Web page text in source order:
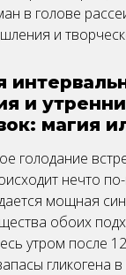
в голове
и
и
магия
голодание
нечто
мощная
обоих
утром после
гликогена